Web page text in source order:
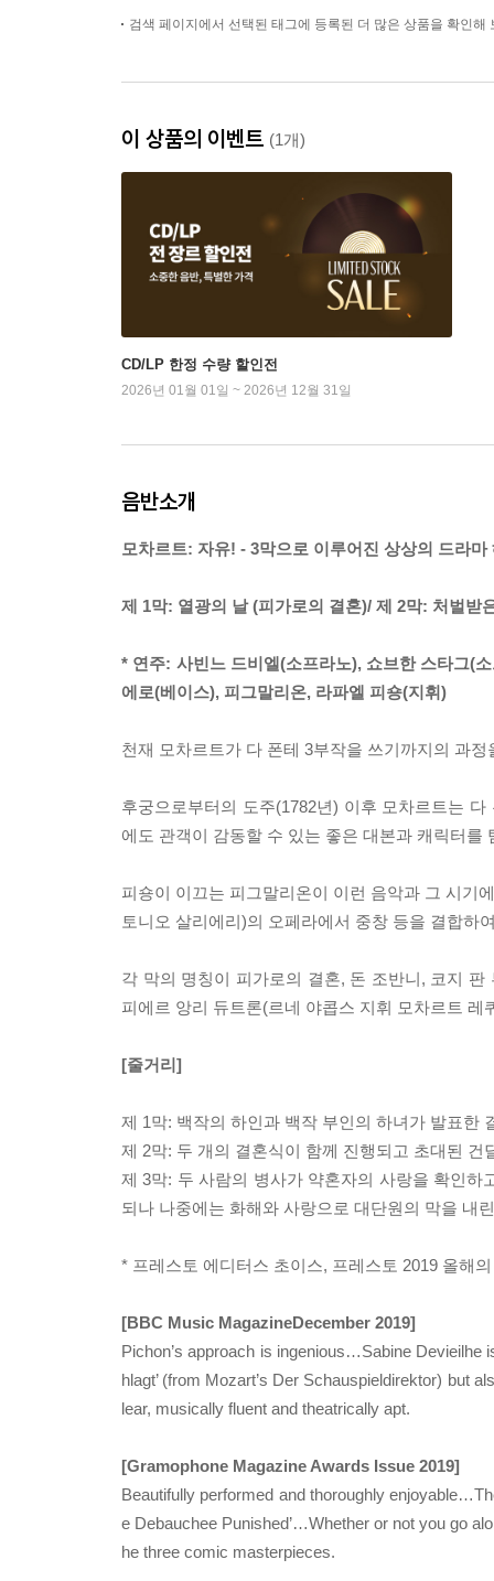
검색 페이지에서 선택된 태그에 등록된 더 많은 상품을 확인해
이 상품의 이벤트 (1개)
CD/LP 한정 수량 할인전
2026년 01월 01일 ~ 2026년 12월 31일
음반소개
모차르트: 자유! - 3막으로 이루어진 상상의 드라마
제 1막: 열광의 날 (피가로의 결혼)/ 제 2막: 처벌받
* 연주: 사빈느 드비엘(소프라노), 쇼브한 스타그(
에로(베이스), 피그말리온, 라파엘 피숑(지휘)
천재 모차르트가 다 폰테 3부작을 쓰기까지의 과
후궁으로부터의 도주(1782년) 이후 모차르트는
에도 관객이 감동할 수 있는 좋은 대본과 캐릭터
피숑이 이끄는 피그말리온이 이런 음악과 그 시기
토니오 살리에리)의 오페라에서 중창 등을 결합하
각 막의 명칭이 피가로의 결혼, 돈 조반니, 코지
피에르 앙리 듀트론(르네 야콥스 지휘 모차르트
[줄거리]
제 1막: 백작의 하인과 백작 부인의 하녀가 발표한
제 2막: 두 개의 결혼식이 함께 진행되고 초대된
제 3막: 두 사람의 병사가 약혼자의 사랑을 확인
되나 나중에는 화해와 사랑으로 대단원의 막을 내
* 프레스토 에디터스 초이스, 프레스토 2019 올해
[BBC Music MagazineDecember 2019]
Pichon’s approach is ingenious…Sabine Devieilhe
hlagt’ (from Mozart’s Der Schauspieldirektor) but
lear, musically fluent and theatrically apt.
[Gramophone Magazine Awards Issue 2019]
Beautifully performed and thoroughly
e Debauchee Punished’…Whether or not you go
he three comic masterpieces.